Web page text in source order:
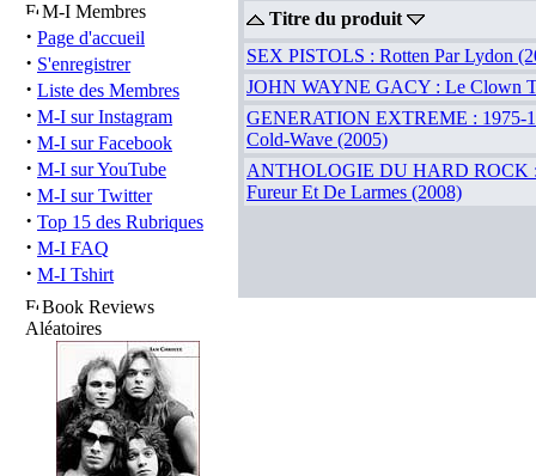
M-I Membres
· Page d'accueil
· S'enregistrer
· Liste des Membres
· M-I sur Instagram
· M-I sur Facebook
· M-I sur YouTube
· M-I sur Twitter
· Top 15 des Rubriques
· M-I FAQ
· M-I Tshirt
Book Reviews
Aléatoires
Titre du produit
SEX PISTOLS : Rotten Par Lydon
JOHN WAYNE GACY : Le Clown
GENERATION EXTREME : 1975-
Cold-Wave (2005)
ANTHOLOGIE DU HARD ROCK
Fureur Et De Larmes (2008)